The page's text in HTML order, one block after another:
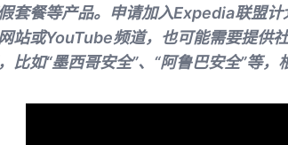
套餐等产品。申请加入Expedia联盟计
站或YouTube频道，也可能需要提供
比如“墨西哥安全”、“阿鲁巴安全”等，